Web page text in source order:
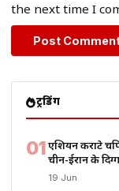
the next time I
ट्रेंडिंग
01एशियन कराटे
चीन-ईरान के
19 Jun